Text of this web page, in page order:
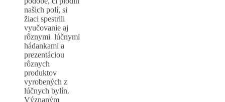
našich polí, si
žiaci spestrili
vyučovanie aj
rôznymi lúčnymi
hádankami a
prezentáciou
rôznych
produktov
vyrobených z
lúčnych bylín.
Význaným